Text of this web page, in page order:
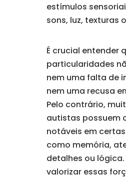
estímulos
sons, luz, texturas
É crucial entender
particularidades
nem uma falta de
nem uma recusa
Pelo contrário,
autistas possuem
notáveis em
como memória,
detalhes ou
valorizar essas